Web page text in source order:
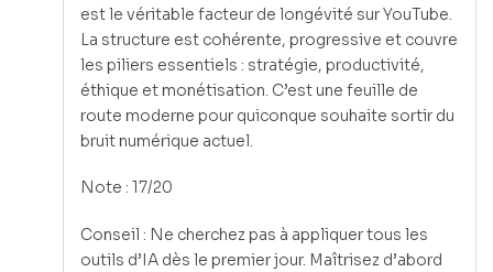
est le véritable facteur de longévité sur YouTube.
La structure est cohérente, progressive et couvre
les piliers essentiels : stratégie, productivité,
éthique et monétisation. C’est une feuille de
route moderne pour quiconque souhaite sortir du
bruit numérique actuel.
Note : 17/20
Conseil : Ne cherchez pas à appliquer tous les
outils d’IA dès le premier jour. Maîtrisez d’abord